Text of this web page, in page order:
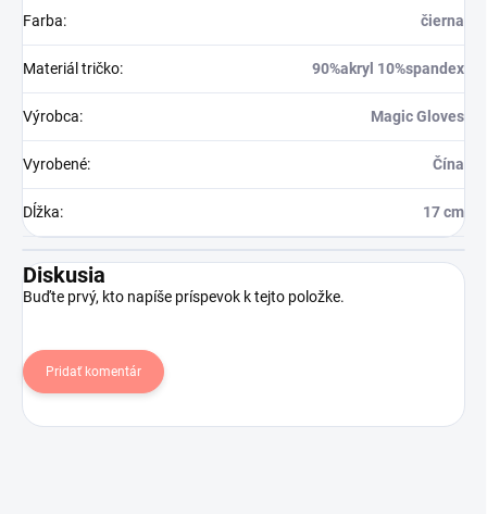
Farba: čierna
Materiál tričko: 90%akryl 10%spandex
Výrobca: Magic Gloves
Vyrobené: Čína
Dĺžka: 17 cm
Diskusia
Buďte prvý, kto napíše príspevok k tejto položke.
Pridať komentár